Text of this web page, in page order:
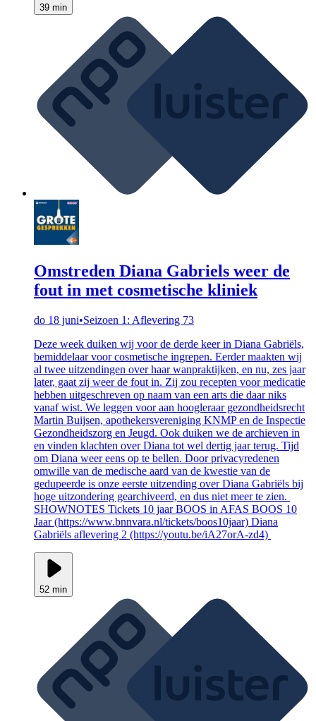
39 min
Omstreden Diana Gabriels weer de
fout in met cosmetische kliniek
do 18 juni•Seizoen 1: Aflevering 73
Deze week duiken wij voor de derde keer in Diana Gabriëls,
bemiddelaar voor cosmetische ingrepen. Eerder maakten wij
al twee uitzendingen over haar wanpraktijken, en nu, zes jaar
later, gaat zij weer de fout in. Zij zou recepten voor medicatie
hebben uitgeschreven op naam van een arts die daar niks
vanaf wist. We leggen voor aan hoogleraar gezondheidsrecht
Martin Buijsen, apothekersvereniging KNMP en de Inspectie
Gezondheidszorg en Jeugd. Ook duiken we de archieven in
en vinden klachten over Diana tot wel dertig jaar terug. Tijd
om Diana weer eens op te bellen. Door privacyredenen
omwille van de medische aard van de kwestie van de
gedupeerde is onze eerste uitzending over Diana Gabriëls bij
hoge uitzondering gearchiveerd, en dus niet meer te zien.
SHOWNOTES Tickets 10 jaar BOOS in AFAS BOOS 10
Jaar (https://www.bnnvara.nl/tickets/boos10jaar) Diana
Gabriëls aflevering 2 (https://youtu.be/iA27orA-zd4)
52 min